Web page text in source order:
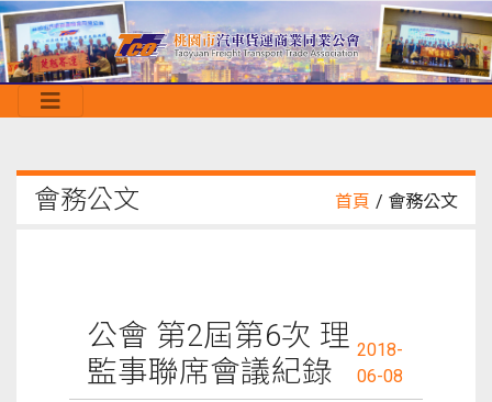
會務公文 首頁 / 會務公文
公會 第2屆第6次 理
監事聯席會議紀錄
2018-
06-08